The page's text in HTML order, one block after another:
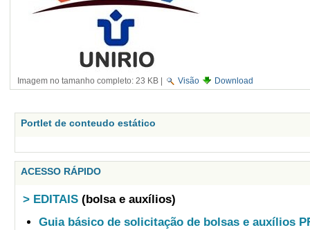
Imagem no tamanho completo: 23 KB| Visão Download
Portlet de conteudo estático
ACESSO RÁPIDO
> EDITAIS (bolsa e auxílios)
Guia básico de solicitação de bolsas e auxílios